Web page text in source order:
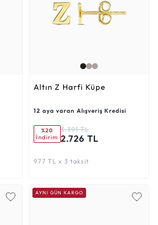
Altın Z Harfi Küpe
12 aya varan Alışveriş Kredisi
%20
İndirim
3.391 TL
2.726 TL
977 TL x 3 taksit
AYNI GÜN KARGO